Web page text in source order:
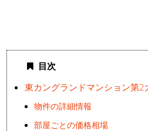
目次
東カングランドマンション第2
物件の詳細情報
部屋ごとの価格相場